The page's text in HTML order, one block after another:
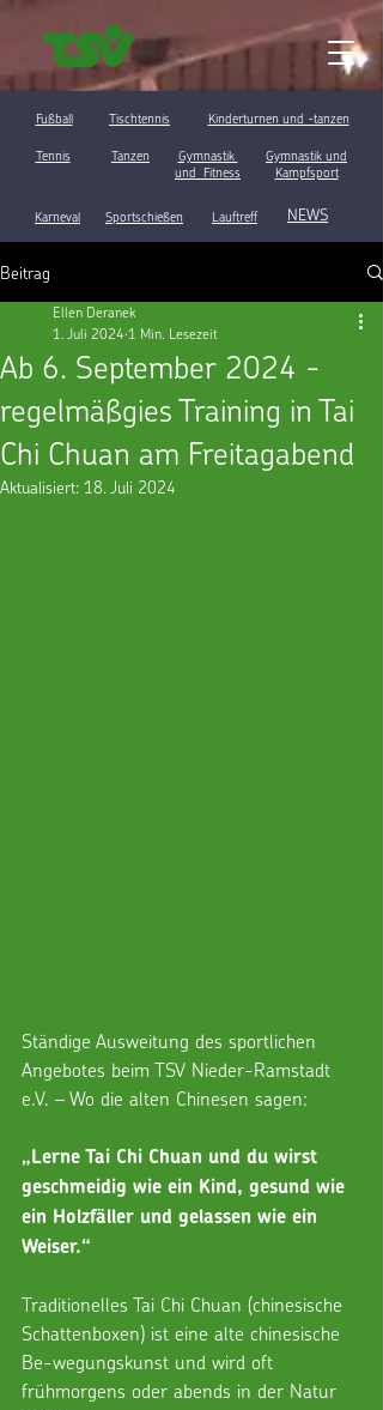
Fußball Tischtennis Kinderturnen und -tanzen
Tennis Tanzen
Gymnastik
und Fitness
Gymnastik und
Kampfsport
Karneval Sportschießen Lauftreff NEWS
Beitrag
Ab 6. September 2024 -
regelmäßgies Training in Tai
Chi Chuan am Freitagabend
Ellen Deranek
1. Juli 2024 1 Min. Lesezeit
Aktualisiert: 18. Juli 2024
Ständige Ausweitung des sportlichen
Angebotes beim TSV Nieder-Ramstadt
e.V. – Wo die alten Chinesen sagen:
„Lerne Tai Chi Chuan und du wirst
geschmeidig wie ein Kind, gesund wie
ein Holzfäller und gelassen wie ein
Weiser.“
Traditionelles Tai Chi Chuan (chinesische
Schattenboxen) ist eine alte chinesische
Be-wegungskunst und wird oft
frühmorgens oder abends in der Natur